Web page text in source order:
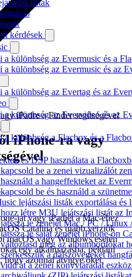
listák
kérdések
a különbség az Evermusic és a
a különbség az Evermusic és az
a különbség az Evertag és az
a különbség az Evervideo és az
a különbség a Flacbox és a
és DSP használata a
be a zenei vizualizálót
a hangeffekteket az
be és használd a
lejátszási listák exportálása és
létre M3U lejátszási listát az
le zenéjét Mac / PC /
le saját zenéjét iPhone-on
meg az albumborítókat
a dalszövegeket
át a zenei könyvtáradat
iPadre a Finder segítségével
iPhone-ra vagy
ját vagy iPadjét a Mac-éhez
Catalina és újabb verziók
macOS vagy Windows esetén
egy alkalmazásba, például
hogy azonnal átvigye őket.